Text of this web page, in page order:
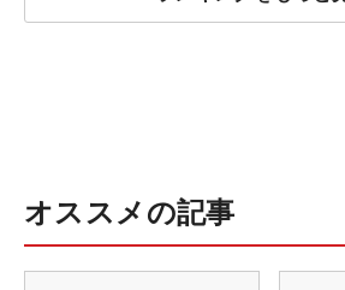
オススメの記事